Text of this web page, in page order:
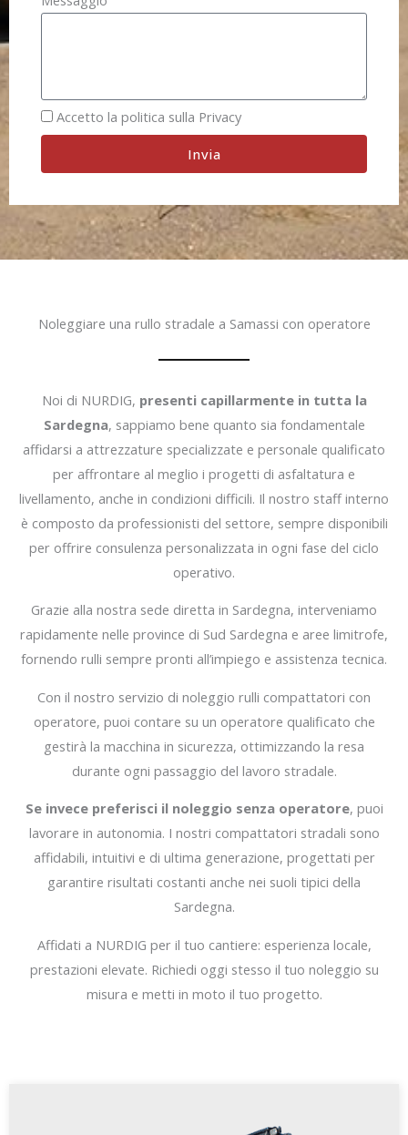
Accetto la politica sulla Privacy
Invia
Noleggiare una rullo stradale a Samassi con operatore
Noi di NURDIG, presenti capillarmente in tutta la
Sardegna, sappiamo bene quanto sia fondamentale
affidarsi a attrezzature specializzate e personale qualificato
per affrontare al meglio i progetti di asfaltatura e
livellamento, anche in condizioni difficili. Il nostro staff interno
è composto da professionisti del settore, sempre disponibili
per offrire consulenza personalizzata in ogni fase del ciclo
operativo.
Grazie alla nostra sede diretta in Sardegna, interveniamo
rapidamente nelle province di Sud Sardegna e aree limitrofe,
fornendo rulli sempre pronti all’impiego e assistenza tecnica.
Con il nostro servizio di noleggio rulli compattatori con
operatore, puoi contare su un operatore qualificato che
gestirà la macchina in sicurezza, ottimizzando la resa
durante ogni passaggio del lavoro stradale.
Se invece preferisci il noleggio senza operatore, puoi
lavorare in autonomia. I nostri compattatori stradali sono
affidabili, intuitivi e di ultima generazione, progettati per
garantire risultati costanti anche nei suoli tipici della
Sardegna.
Affidati a NURDIG per il tuo cantiere: esperienza locale,
prestazioni elevate. Richiedi oggi stesso il tuo noleggio su
misura e metti in moto il tuo progetto.